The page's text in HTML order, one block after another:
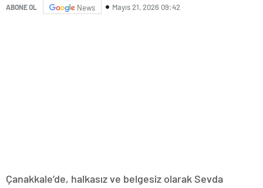
ABONE OL News Mayıs 21, 2026 09:42
Çanakkale’de, halkasız ve belgesiz olarak Sevda